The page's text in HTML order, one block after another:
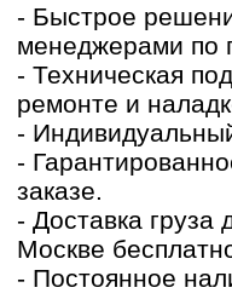
- Быстрое
менеджерами по
- Техническая
ремонте и
-
-
заказе.
- Доставка
Москве
- Постоянное